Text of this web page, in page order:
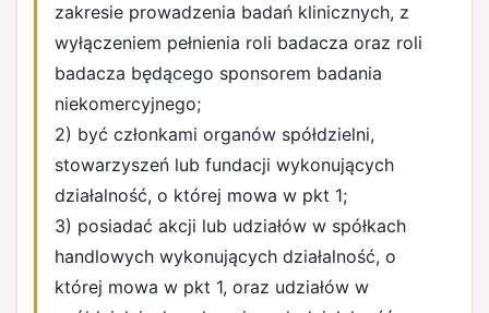
zakresie prowadzenia badań klinicznych, z
wyłączeniem pełnienia roli badacza oraz roli
badacza będącego sponsorem badania
niekomercyjnego;
2) być członkami organów spółdzielni,
stowarzyszeń lub fundacji wykonujących
działalność, o której mowa w pkt 1;
3) posiadać akcji lub udziałów w spółkach
handlowych wykonujących działalność, o
której mowa w pkt 1, oraz udziałów w